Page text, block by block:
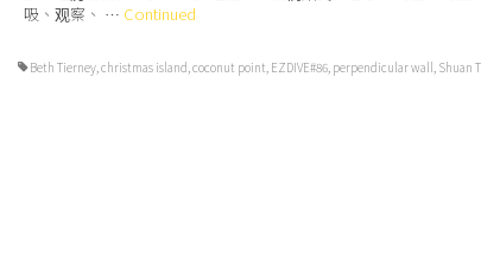
吸、观察、 … Continued
Beth Tierney,christmas island,coconut point, EZDIVE#86, perpendicular wall, Shuan